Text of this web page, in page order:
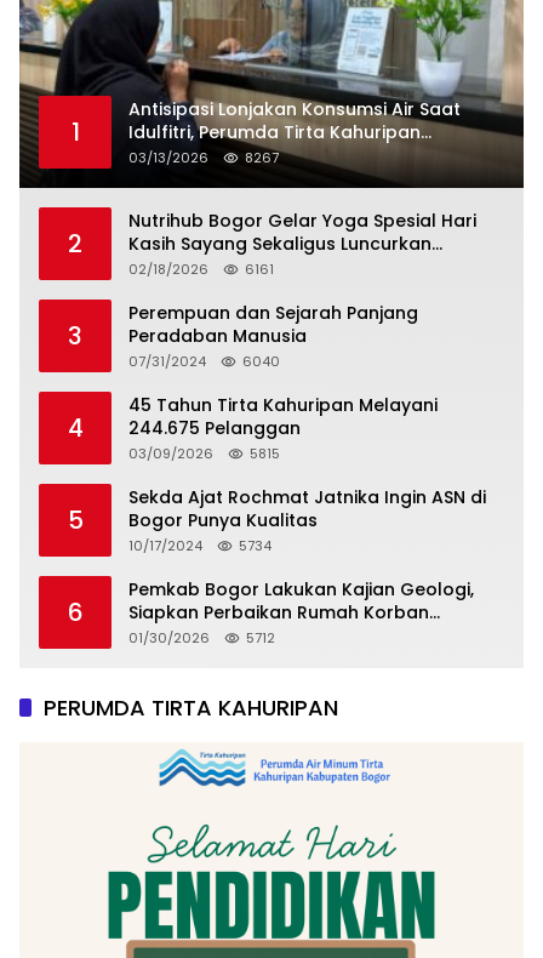
1
Antisipasi Lonjakan Konsumsi Air Saat
Idulfitri, Perumda Tirta Kahuripan
Berlakukan Status Siaga Lebaran
03/13/2026 8267
2
Nutrihub Bogor Gelar Yoga Spesial Hari
Kasih Sayang Sekaligus Luncurkan
Tropicana Slim Beras Porang Golden Ube
02/18/2026 6161
3
Perempuan dan Sejarah Panjang
Peradaban Manusia
07/31/2024 6040
4
45 Tahun Tirta Kahuripan Melayani
244.675 Pelanggan
03/09/2026 5815
5
Sekda Ajat Rochmat Jatnika Ingin ASN di
Bogor Punya Kualitas
10/17/2024 5734
6
Pemkab Bogor Lakukan Kajian Geologi,
Siapkan Perbaikan Rumah Korban
Pergeseran Tanah
01/30/2026 5712
PERUMDA TIRTA KAHURIPAN